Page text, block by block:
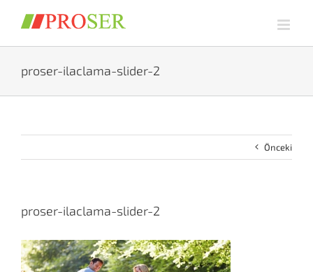
proser-ilaclama-slider-2
Önceki
proser-ilaclama-slider-2